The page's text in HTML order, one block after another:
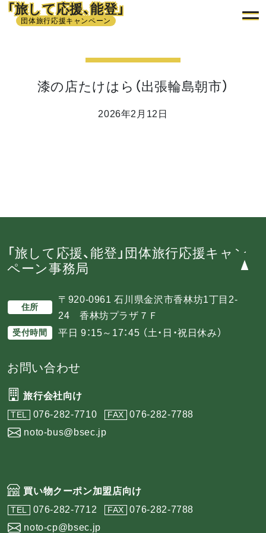
「旅して応援、能登」
団体旅行応援キャンペーン
漆の店たけはら（出張輪島朝市）
2026年2月12日
「旅して応援、能登」団体旅行応援キャン
ペーン事務局
住所
〒920-0961 石川県金沢市香林坊1丁目2-
24 香林坊プラザ７Ｆ
受付時間 平日 9：15～17：45 （土・日・祝日休み）
お問い合わせ
旅行会社向け
TEL 076-282-7710 FAX
076-282-7788
noto-bus@bsec.jp
買い物クーポン加盟店向け
TEL 076-282-7712 FAX
076-282-7788
noto-cp@bsec.jp